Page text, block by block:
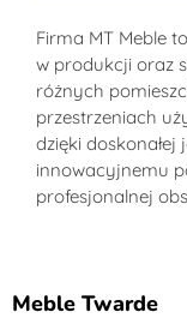
Firma MT Meble
w produkcji oraz
różnych
przestrzeniach
dzięki
innowacyjnemu
profesjonalnej
Meble Twarde